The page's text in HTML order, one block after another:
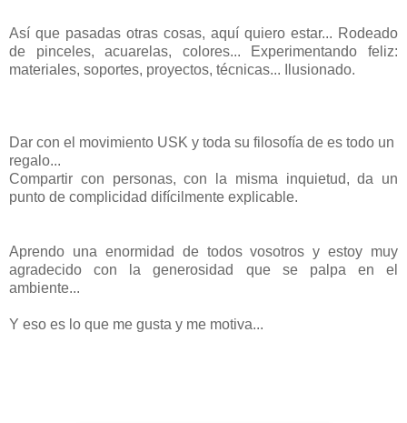
Así que pasadas otras cosas, aquí quiero estar... Rodeado
de pinceles, acuarelas, colores... Experimentando feliz:
materiales, soportes, proyectos, técnicas... Ilusionado.
Dar con el movimiento USK y toda su filosofía de es todo un
regalo...
Compartir con personas, con la misma inquietud, da un
punto de complicidad difícilmente explicable.
Aprendo una enormidad de todos vosotros y estoy muy
agradecido con la generosidad que se palpa en el
ambiente...
Y eso es lo que me gusta y me motiva...